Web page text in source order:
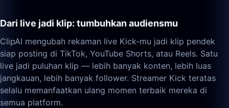
Dari live jadi klip: tumbuhkan audiensmu
ClipAI mengubah rekaman live Kick-mu jadi klip pendek
siap posting di TikTok, YouTube Shorts, atau Reels. Satu
live jadi puluhan klip — lebih banyak konten, lebih luas
jangkauan, lebih banyak follower. Streamer Kick teratas
selalu memanfaatkan ulang momen terbaik mereka di
semua platform.